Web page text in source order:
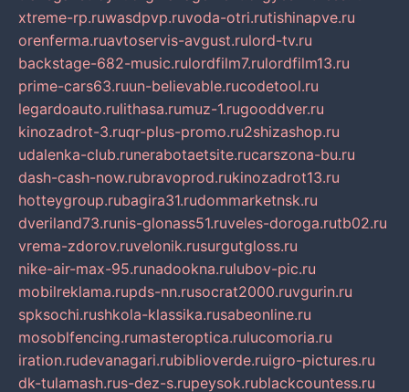
xtreme-rp.ruwasdpvp.ruvoda-otri.rutishinapve.ru
orenferma.ruavtoservis-avgust.rulord-tv.ru
backstage-682-music.rulordfilm7.rulordfilm13.ru
prime-cars63.ruun-believable.rucodetool.ru
legardoauto.rulithasa.rumuz-1.rugooddver.ru
kinozadrot-3.ruqr-plus-promo.ru2shizashop.ru
udalenka-club.runerabotaetsite.rucarszona-bu.ru
dash-cash-now.rubravoprod.rukinozadrot13.ru
hotteygroup.rubagira31.rudommarketnsk.ru
dveriland73.runis-glonass51.ruveles-doroga.rutb02.ru
vrema-zdorov.ruvelonik.rusurgutgloss.ru
nike-air-max-95.runadookna.rulubov-pic.ru
mobilreklama.rupds-nn.rusocrat2000.ruvgurin.ru
spksochi.rushkola-klassika.rusabeonline.ru
mosoblfencing.rumasteroptica.rulucomoria.ru
iration.rudevanagari.rubiblioverde.ruigro-pictures.ru
dk-tulamash.rus-dez-s.rupeysok.rublackcountess.ru